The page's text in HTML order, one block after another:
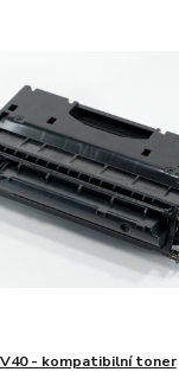
- kompatibilní toner